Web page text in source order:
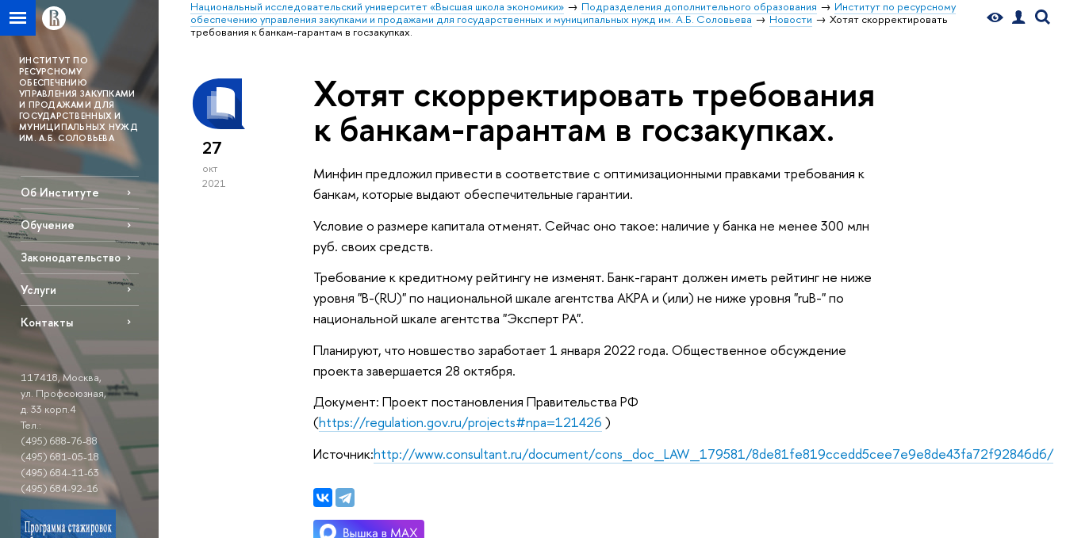
Национальный исследовательский университет «Высшая школа экономики» Подразделения дополнительного образования
Институт по ресурсному
обеспечению управления закупками и продажами для государственных и муниципальных нужд им. А.Б. Соловьева
Новости
Хотят скорректировать
требования к банкам-гарантам в госзакупках.
ИНСТИТУТ ПО
РЕСУРСНОМУ
ОБЕСПЕЧЕНИЮ
УПРАВЛЕНИЯ ЗАКУПКАМИ
И ПРОДАЖАМИ ДЛЯ
ГОСУДАРСТВЕННЫХ И
МУНИЦИПАЛЬНЫХ НУЖД
ИМ. А.Б. СОЛОВЬЕВА
Об Институте
Обучение
Законодательство
Услуги
Контакты
117418, Москва,
ул. Профсоюзная,
д. 33 корп.4
Тел.:
(495) 688-76-88
(495) 681-05-18
(495) 684-11-63
(495) 684-92-16
27
окт
2021
Хотят скорректировать требования
к банкам-гарантам в госзакупках.
Минфин предложил привести в соответствие с оптимизационными правками требования к
банкам, которые выдают обеспечительные гарантии.
Условие о размере капитала отменят. Сейчас оно такое: наличие у банка не менее 300 млн
руб. своих средств.
Требование к кредитному рейтингу не изменят. Банк-гарант должен иметь рейтинг не ниже
уровня "B-(RU)" по национальной шкале агентства АКРА и (или) не ниже уровня "ruB-" по
национальной шкале агентства "Эксперт РА".
Планируют, что новшество заработает 1 января 2022 года. Общественное обсуждение
проекта завершается 28 октября.
Документ: Проект постановления Правительства РФ
(https://regulation.gov.ru/projects#npa=121426 )
Источник:http://www.consultant.ru/document/cons_doc_LAW_179581/8de81fe819ccedd5cee7e9e8de43fa72f92846d6/